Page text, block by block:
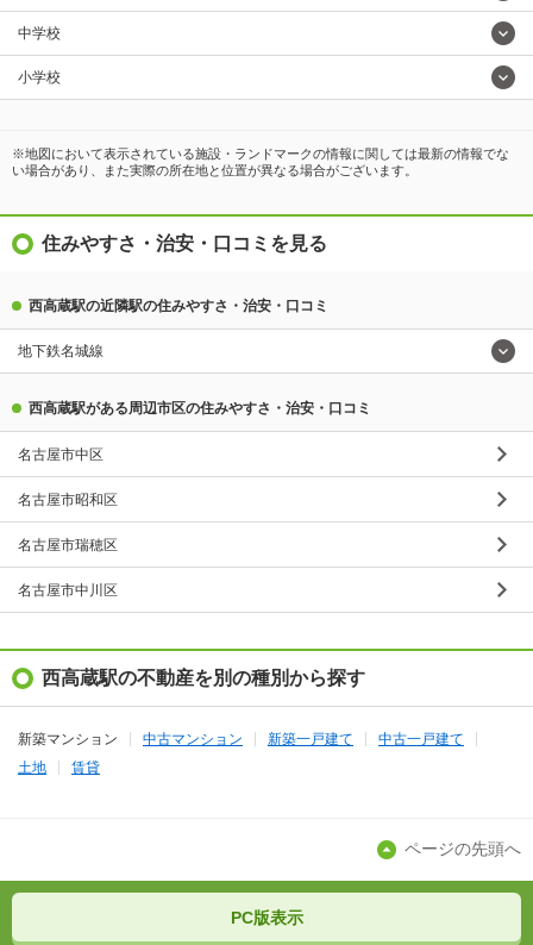
中学校
小学校
※地図において表示されている施設・ランドマークの情報に関しては最新の情報でな
い場合があり、また実際の所在地と位置が異なる場合がございます。
住みやすさ・治安・口コミを見る
西高蔵駅の近隣駅の住みやすさ・治安・口コミ
地下鉄名城線
西高蔵駅がある周辺市区の住みやすさ・治安・口コミ
名古屋市中区
名古屋市昭和区
名古屋市瑞穂区
名古屋市中川区
西高蔵駅の不動産を別の種別から探す
新築マンション 中古マンション 新築一戸建て
中古一戸建て
土地
賃貸
ページの先頭へ
PC版表示